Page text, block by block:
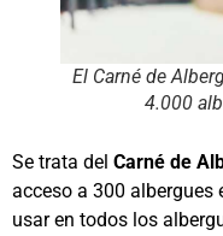
El Carné de
4.000
Se trata del Carné de
acceso a 300 albergues
usar en todos los